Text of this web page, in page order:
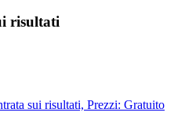
risultati
sui risultati, Prezzi: Gratuito